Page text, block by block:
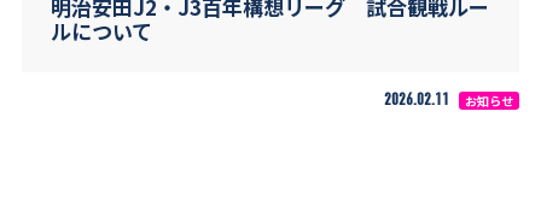
明治安田J2・J3百年構想リーグ 試合観戦ルー
ルについて
2026.02.11 お知らせ